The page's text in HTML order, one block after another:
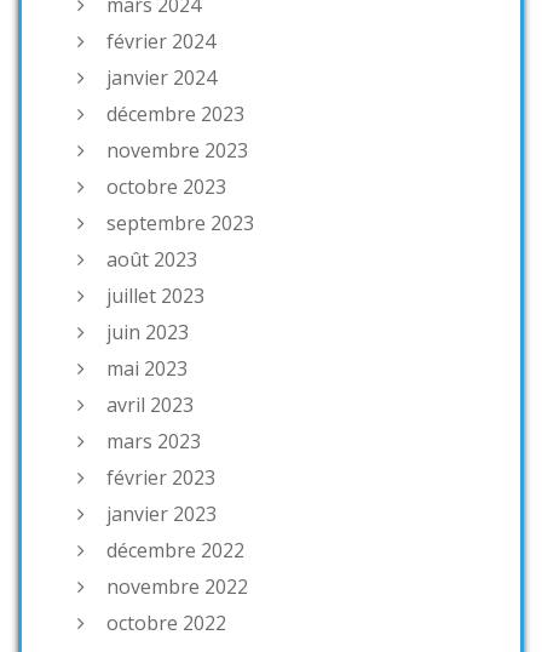
février 2024
janvier 2024
décembre 2023
novembre 2023
octobre 2023
septembre 2023
août 2023
juillet 2023
juin 2023
mai 2023
avril 2023
mars 2023
février 2023
janvier 2023
décembre 2022
novembre 2022
octobre 2022